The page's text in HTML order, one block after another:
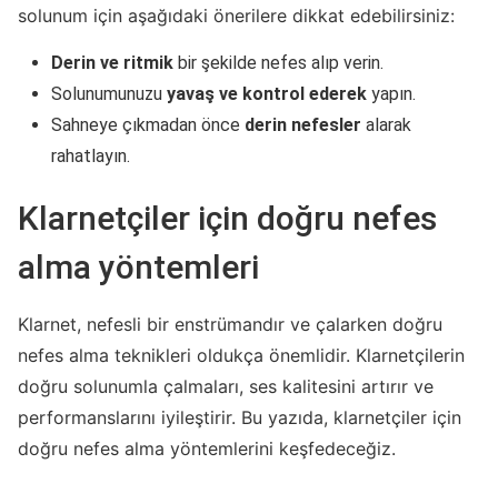
solunum için aşağıdaki önerilere dikkat edebilirsiniz:
Derin ve ritmik bir şekilde nefes alıp verin.
Solunumunuzu yavaş ve kontrol ederek yapın.
Sahneye çıkmadan önce derin nefesler alarak
rahatlayın.
Klarnetçiler için doğru nefes
alma yöntemleri
Klarnet, nefesli bir enstrümandır ve çalarken doğru
nefes alma teknikleri oldukça önemlidir. Klarnetçilerin
doğru solunumla çalmaları, ses kalitesini artırır ve
performanslarını iyileştirir. Bu yazıda, klarnetçiler için
doğru nefes alma yöntemlerini keşfedeceğiz.